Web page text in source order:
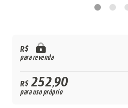
R$
para revenda
R$252,90
para uso próprio